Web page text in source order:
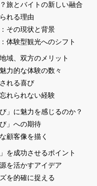
旅とバイトの新しい融合
れる理由
その現状と背景
体験型観光へのシフト
域、双方のメリット
力的な体験の数々
れる喜び
れられない経験
」に魅力を感じるのか？
」への期待
顧客像を描く
を成功させるポイント
を活かすアイデア
を的確に捉える